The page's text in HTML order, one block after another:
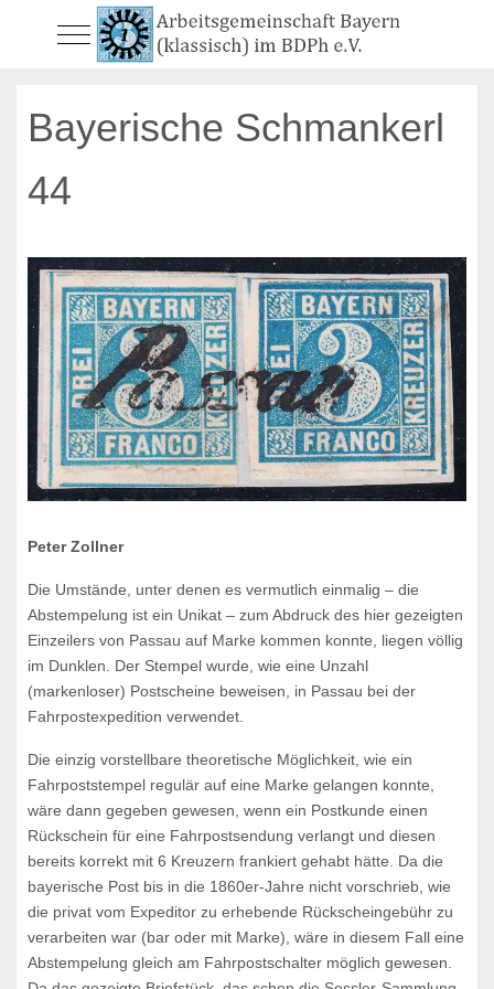
Mobile Menu Toggle
Bayerische Schmankerl
44
Peter Zollner
Die Umstände, unter denen es vermutlich einmalig – die
Abstempelung ist ein Unikat – zum Abdruck des hier gezeigten
Einzeilers von Passau auf Marke kommen konnte, liegen völlig
im Dunklen. Der Stempel wurde, wie eine Unzahl
(markenloser) Postscheine beweisen, in Passau bei der
Fahrpostexpedition verwendet.
Die einzig vorstellbare theoretische Möglichkeit, wie ein
Fahrpoststempel regulär auf eine Marke gelangen konnte,
wäre dann gegeben gewesen, wenn ein Postkunde einen
Rückschein für eine Fahrpostsendung verlangt und diesen
bereits korrekt mit 6 Kreuzern frankiert gehabt hätte. Da die
bayerische Post bis in die 1860er-Jahre nicht vorschrieb, wie
die privat vom Expeditor zu erhebende Rückscheingebühr zu
verarbeiten war (bar oder mit Marke), wäre in diesem Fall eine
Abstempelung gleich am Fahrpostschalter möglich gewesen.